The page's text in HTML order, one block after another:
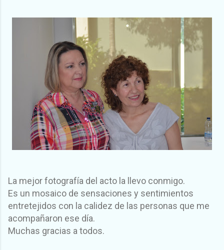
La mejor fotografía del acto la llevo conmigo.
Es un mosaico de sensaciones y sentimientos
entretejidos con la calidez de las personas que me
acompañaron ese día.
Muchas gracias a todos.